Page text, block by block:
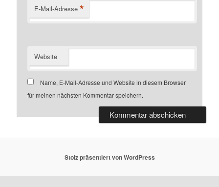
E-Mail-Adresse *
Website
Name, E-Mail-Adresse und Website in diesem Browser
für meinen nächsten Kommentar speichern.
Stolz präsentiert von WordPress